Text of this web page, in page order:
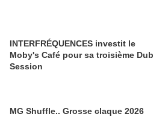
INTERFRÉQUENCES investit le
Moby's Café pour sa troisième Dub
Session
MG Shuffle.. Grosse claque 2026